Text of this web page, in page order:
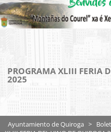
PROGRAMA XLIII FERIA
2025
Ayuntamiento de Quiroga >